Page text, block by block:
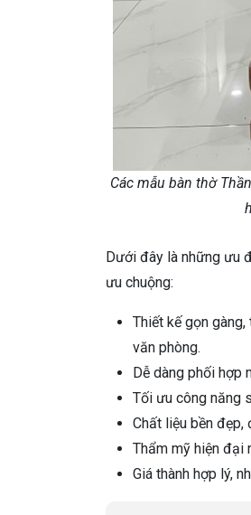
Các mẫu bàn thờ
Dưới đây là những ưu
ưu chuộng:
Thiết kế gọn
văn phòng.
Dễ dàng phối hợp
Tối ưu công năng
Chất liệu bền
Thẩm mỹ hiện đại
Giá thành hợp lý,